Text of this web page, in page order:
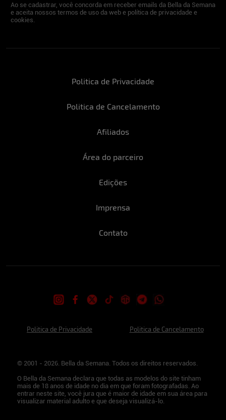
Politica de Privacidade
Politica de Cancelamento
Afiliados
Área do parceiro
Edições
Imprensa
Contato
Ao se cadastrar, você concorda em receber emails da Bella da Semana
e aceita nossos termos de uso da web e política de privacidade e
cookies.
Politica de Privacidade Politica de Cancelamento
© 2001 - 2026. Bella da Semana. Todos os direitos reservados.
O Bella da Semana declara que todas as modelos do site tinham
mais de 18 anos de idade no dia em que foram fotografadas. Ao
entrar neste site, você jura que é maior de idade em sua área para
visualizar material adulto e que deseja visualizá-lo.